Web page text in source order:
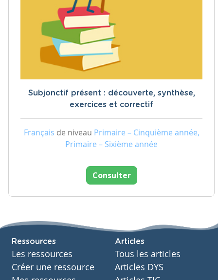
Subjonctif présent : découverte, synthèse,
exercices et correctif
Français de niveau Primaire – Cinquième année,
Primaire – Sixième année
Consulter
Ressources
Les ressources
Créer une ressource
Articles
Tous les articles
Articles DYS